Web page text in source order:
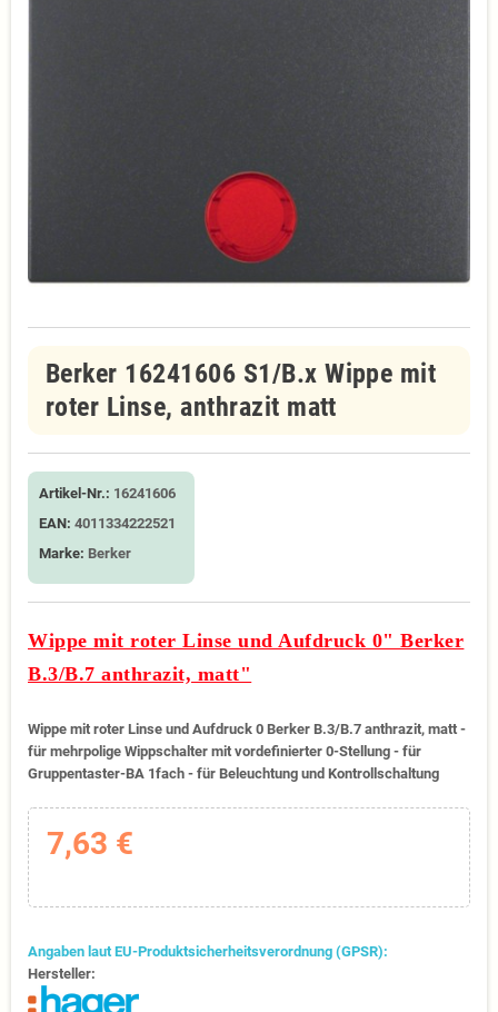
Berker 16241606 S1/B.x Wippe mit
roter Linse, anthrazit matt
Artikel-Nr.: 16241606
EAN: 4011334222521
Marke: Berker
Wippe mit roter Linse und Aufdruck 0" Berker
B.3/B.7 anthrazit, matt"
Wippe mit roter Linse und Aufdruck 0 Berker B.3/B.7 anthrazit, matt -
für mehrpolige Wippschalter mit vordefinierter 0-Stellung - für
Gruppentaster-BA 1fach - für Beleuchtung und Kontrollschaltung
7,63 €
Angaben laut EU-Produktsicherheitsverordnung (GPSR):
Hersteller: